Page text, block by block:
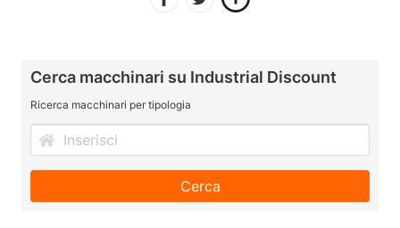
Cerca macchinari su Industrial Discount
Ricerca macchinari per tipologia
Cerca